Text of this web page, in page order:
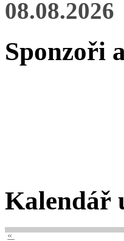
08.08.2026
Sponzoři
Kalendář
«